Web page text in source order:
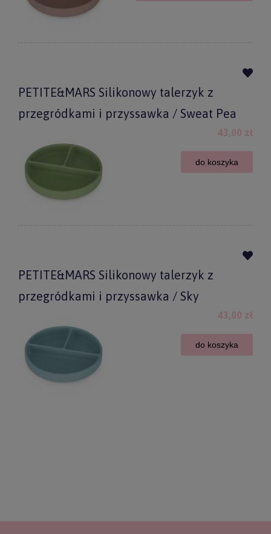
PETITE&MARS Silikonowy talerzyk z
przegródkami i przyssawka / Sweat Pea
43,00 zł
do koszyka
PETITE&MARS Silikonowy talerzyk z
przegródkami i przyssawka / Sky
43,00 zł
do koszyka